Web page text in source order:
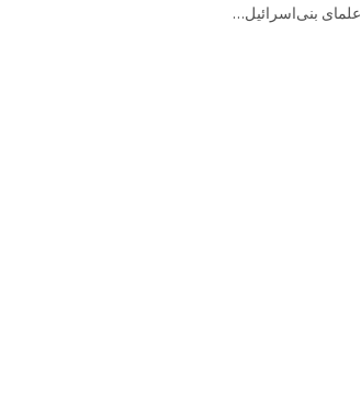
بنی‌اسرائیل…